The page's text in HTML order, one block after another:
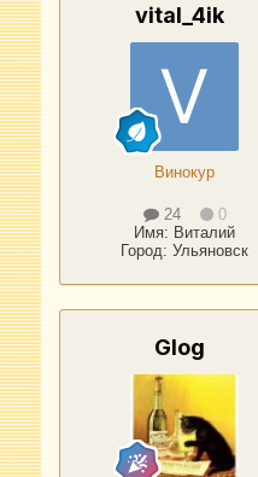
vital_4ik
Винокур
24
0
Имя: Виталий
Город:Ульяновск
Glog